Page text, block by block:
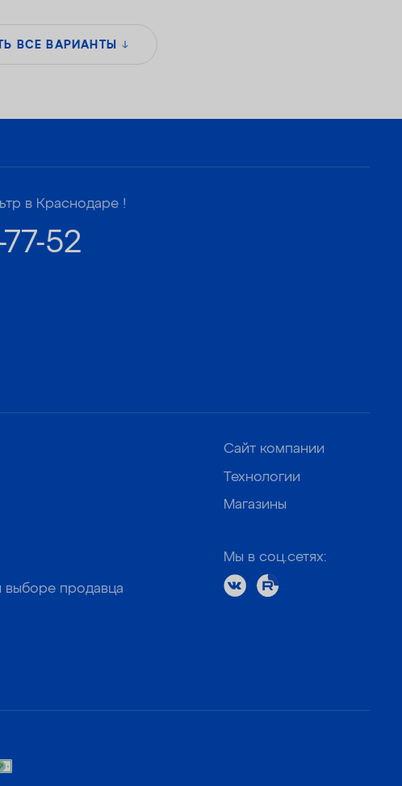
ВСЕ ВАРИАНТЫ
в Краснодаре !
52
выборе продавца
Сайт компании
Технологии
Магазины
Мы в соц.сетях: